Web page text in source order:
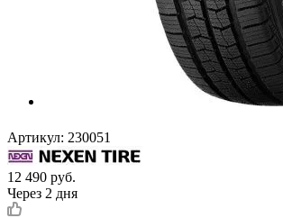
Артикул: 230051
12 490 руб.
Через 2 дня